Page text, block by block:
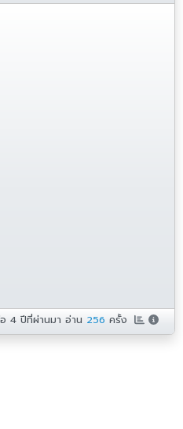
อ4 ปีที่ผ่านมา อ่าน 256 ครั้ง